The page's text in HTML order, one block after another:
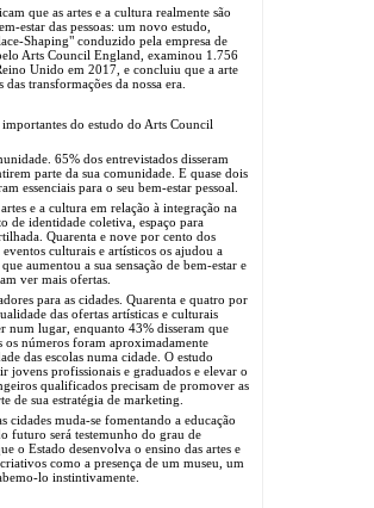
que as artes e a cultura realmente são
estar das pessoas: um novo estudo,
Shaping" conduzido pela empresa de
Arts Council England, examinou 1.756
Unido em 2017, e concluiu que a arte
transformações da nossa era.
do estudo do Arts Council
65% dos entrevistados disseram
parte da sua comunidade. E quase dois
essenciais para o seu bem-estar pessoal.
e a cultura em relação à integração na
de identidade coletiva, espaço para
Quarenta e nove por cento dos
culturais e artísticos os ajudou a
aumentou a sua sensação de bem-estar e
ver mais ofertas.
para as cidades. Quarenta e quatro por
das ofertas artísticas e culturais
num lugar, enquanto 43% disseram que
os números foram aproximadamente
das escolas numa cidade. O estudo
jovens profissionais e graduados e elevar o
qualificados precisam de promover as
de sua estratégia de marketing.
cidades muda-se fomentando a educação
futuro será testemunho do grau de
o Estado desenvolva o ensino das artes e
como a presença de um museu, um
lo instintivamente.